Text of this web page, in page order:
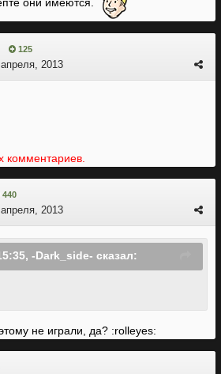
они имеются.
125
2013
комментариев.
440
2013
-Dark_side- сказал:
не играли, да? :rolleyes: